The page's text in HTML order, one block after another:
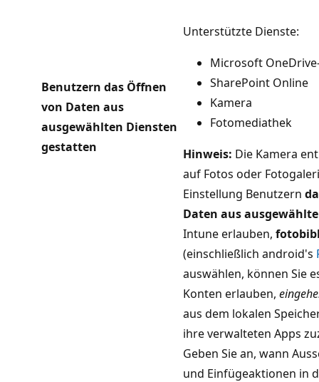
Benutzern das Öffnen
von Daten aus
ausgewählten Diensten
gestatten
Unterstützte Dienste:
Microsoft
SharePoint Online
Kamera
Fotomediathek
Hinweis: Die Kamera
auf Fotos oder
Einstellung Benutzern
Daten aus
Intune erlauben,
(einschließlich android's
auswählen, können Sie
Konten erlauben,
aus dem lokalen
ihre verwalteten Apps
Geben Sie an, wann
und Einfügeaktionen in